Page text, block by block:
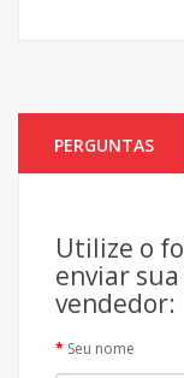
PERGUNTAS
Utilize o
enviar
vendedor:
Seu nome